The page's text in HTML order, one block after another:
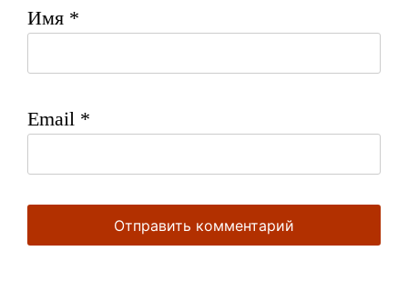
Имя *
Email *